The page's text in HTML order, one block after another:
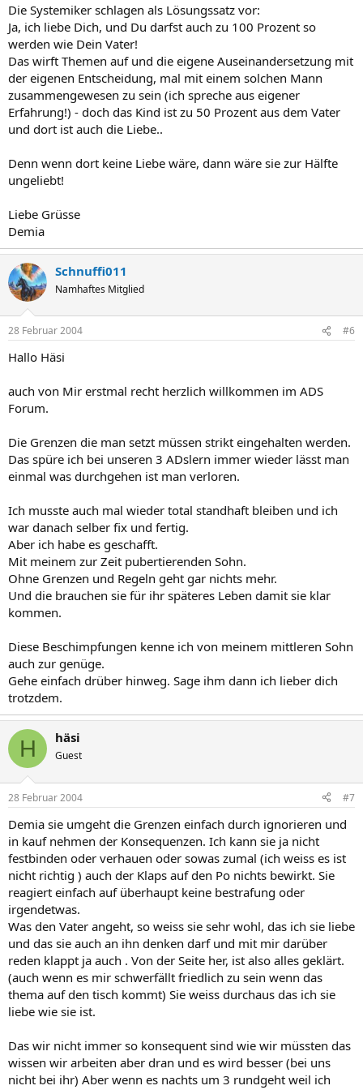
Die Systemiker schlagen als Lösungssatz vor:
Ja, ich liebe Dich, und Du darfst auch zu 100 Prozent so
werden wie Dein Vater!
Das wirft Themen auf und die eigene Auseinandersetzung mit
der eigenen Entscheidung, mal mit einem solchen Mann
zusammengewesen zu sein (ich spreche aus eigener
Erfahrung!) - doch das Kind ist zu 50 Prozent aus dem Vater
und dort ist auch die Liebe..
Denn wenn dort keine Liebe wäre, dann wäre sie zur Hälfte
ungeliebt!
Liebe Grüsse
Demia
Schnuffi011
Namhaftes Mitglied
28 Februar 2004 #6
Hallo Häsi
auch von Mir erstmal recht herzlich willkommen im ADS
Forum.
Die Grenzen die man setzt müssen strikt eingehalten werden.
Das spüre ich bei unseren 3 ADslern immer wieder lässt man
einmal was durchgehen ist man verloren.
Ich musste auch mal wieder total standhaft bleiben und ich
war danach selber fix und fertig.
Aber ich habe es geschafft.
Mit meinem zur Zeit pubertierenden Sohn.
Ohne Grenzen und Regeln geht gar nichts mehr.
Und die brauchen sie für ihr späteres Leben damit sie klar
kommen.
Diese Beschimpfungen kenne ich von meinem mittleren Sohn
auch zur genüge.
Gehe einfach drüber hinweg. Sage ihm dann ich lieber dich
trotzdem.
H häsi
Guest
28 Februar 2004 #7
Demia sie umgeht die Grenzen einfach durch ignorieren und
in kauf nehmen der Konsequenzen. Ich kann sie ja nicht
festbinden oder verhauen oder sowas zumal (ich weiss es ist
nicht richtig ) auch der Klaps auf den Po nichts bewirkt. Sie
reagiert einfach auf überhaupt keine bestrafung oder
irgendetwas.
Was den Vater angeht, so weiss sie sehr wohl, das ich sie liebe
und das sie auch an ihn denken darf und mit mir darüber
reden klappt ja auch . Von der Seite her, ist also alles geklärt.
(auch wenn es mir schwerfällt friedlich zu sein wenn das
thema auf den tisch kommt) Sie weiss durchaus das ich sie
liebe wie sie ist.
Das wir nicht immer so konsequent sind wie wir müssten das
wissen wir arbeiten aber dran und es wird besser (bei uns
nicht bei ihr) Aber wenn es nachts um 3 rundgeht weil ich